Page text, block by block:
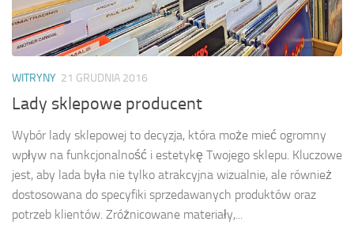
WITRYNY 21 GRUDNIA 2016
Lady sklepowe producent
Wybór lady sklepowej to decyzja, która może mieć ogromny
wpływ na funkcjonalność i estetykę Twojego sklepu. Kluczowe
jest, aby lada była nie tylko atrakcyjna wizualnie, ale również
dostosowana do specyfiki sprzedawanych produktów oraz
potrzeb klientów. Zróżnicowane materiały,...